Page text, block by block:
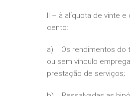
II – à alíquota de vinte
cento:
a) Os rendimentos do
ou sem vínculo
prestação de serviços;